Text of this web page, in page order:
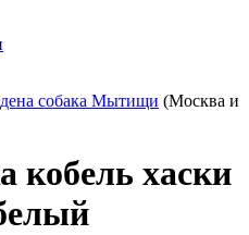
собака Мытищи (Москва и
кобель хаски